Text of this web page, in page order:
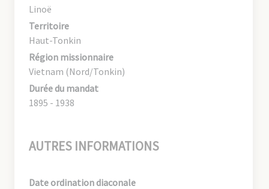
Linoë
Territoire
Haut-Tonkin
Région missionnaire
Vietnam (Nord/Tonkin)
Durée du mandat
1895 - 1938
AUTRES INFORMATIONS
Date ordination diaconale